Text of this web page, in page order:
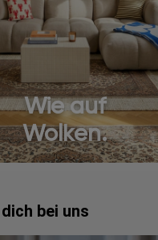
Wie auf
Wolken.
bei uns